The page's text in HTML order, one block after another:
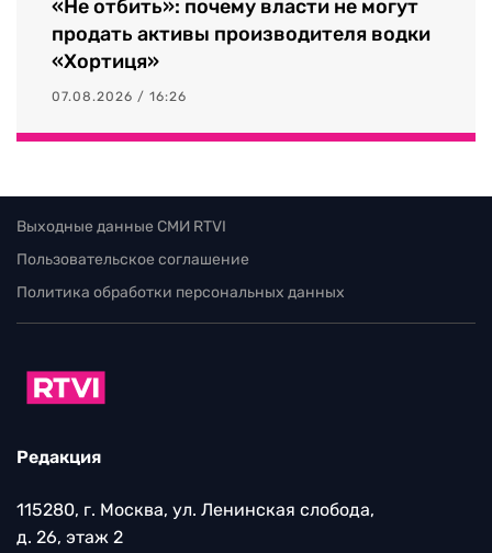
«Не отбить»: почему власти не могут
продать активы производителя водки
«Хортиця»
07.08.2026 / 16:26
Выходные данные СМИ RTVI
Пользовательское соглашение
Политика обработки персональных данных
Редакция
115280, г. Москва, ул. Ленинская слобода,
д. 26, этаж 2